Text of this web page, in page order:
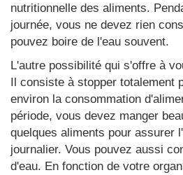
nutritionnelle des aliments.
journée, vous ne devez rien
pouvez boire de l'eau souvent.
L'autre possibilité qui s'offre à
Il consiste à stopper totalement
environ la consommation
période, vous devez manger
quelques aliments pour assurer
journalier. Vous pouvez aussi
d'eau. En fonction de votre